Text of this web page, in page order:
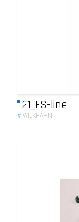
21_FS-line
#WILKHAHN